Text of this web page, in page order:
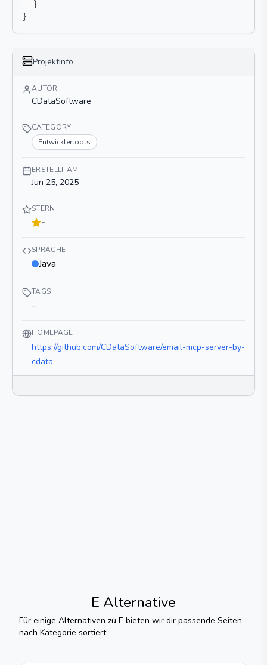
}
}
Projektinfo
AUTOR
CDataSoftware
CATEGORY
Entwicklertools
ERSTELLT AM
Jun 25, 2025
STERN
-
SPRACHE
Java
TAGS
-
HOMEPAGE
https://github.com/CDataSoftware/email-mcp-server-by-
cdata
E Alternative
Für einige Alternativen zu E bieten wir dir passende Seiten
nach Kategorie sortiert.